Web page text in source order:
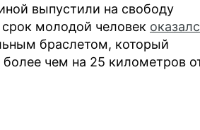
выпустили на свободу
молодой человек
браслетом, который
чем на 25 километров